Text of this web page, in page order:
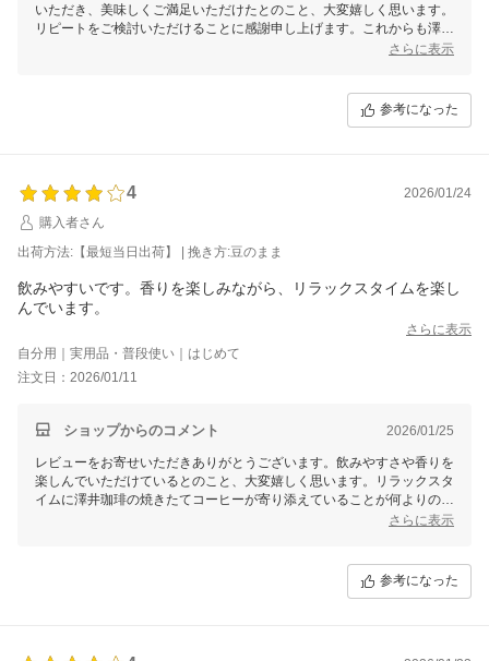
いただき、美味しくご満足いただけたとのこと、大変嬉しく思います。
リピートをご検討いただけることに感謝申し上げます。これからも澤井
珈琲の焼きたてコーヒーを通じて、心地よいひとときをお届けできるよ
さらに表示
参考になった
4
2026/01/24
購入者さん
出荷方法:【最短当日出荷】 | 挽き方:豆のまま
飲みやすいです。香りを楽しみながら、リラックスタイムを楽し
んでいます。
さらに表示
自分用｜実用品・普段使い｜はじめて
注文日：2026/01/11
ショップからのコメント 2026/01/25
レビューをお寄せいただきありがとうございます。飲みやすさや香りを
楽しんでいただけているとのこと、大変嬉しく思います。リラックスタ
イムに澤井珈琲の焼きたてコーヒーが寄り添えていることが何よりの喜
びです。これからも美味しいコーヒーを焼き上げますので、引き続きご
さらに表示
参考になった